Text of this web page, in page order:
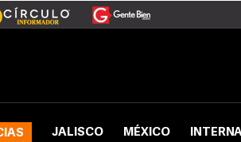
JALISCO MÉXICO